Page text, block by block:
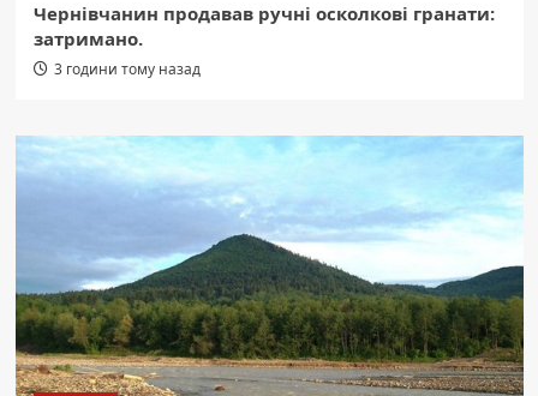
Чернівчанин продавав ручні осколкові гранати:
затримано.
3 години тому назад